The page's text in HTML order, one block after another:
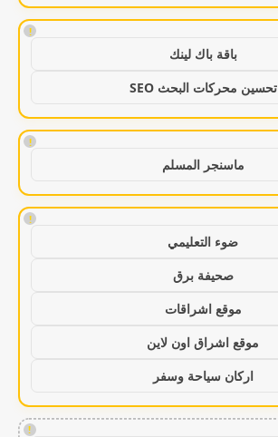
!
باقة باك لينك
تحسين محركات البحث SEO
!
ماسنجر المسلم
!
ضوء التعليمي
صحيفة برق
موقع اشراقات
موقع اشراق اون لاين
اركان سياحة وسفر
!